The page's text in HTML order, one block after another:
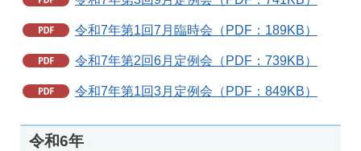
令和7年第1回7月臨時会（PDF：189KB）
令和7年第2回6月定例会（PDF：739KB）
令和7年第1回3月定例会（PDF：849KB）
令和6年